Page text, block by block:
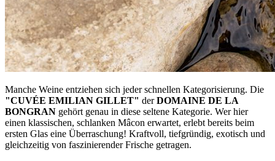
Manche Weine entziehen sich jeder schnellen Kategorisierung. Die
"CUVÉE EMILIAN GILLET" derDOMAINE DE LA
BONGRAN gehört genau in diese seltene Kategorie. Wer hier
einen klassischen, schlanken Mâcon erwartet, erlebt bereits beim
ersten Glas eine Überraschung! Kraftvoll, tiefgründig, exotisch und
gleichzeitig von faszinierender Frische getragen.